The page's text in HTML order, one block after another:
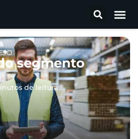
segmento
de leitura